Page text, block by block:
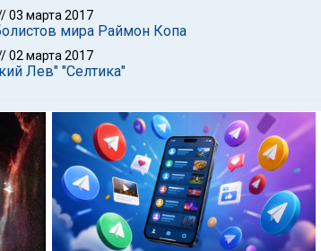
03 марта 2017
мира Раймон Копа
02 марта 2017
Лев" "Селтика"